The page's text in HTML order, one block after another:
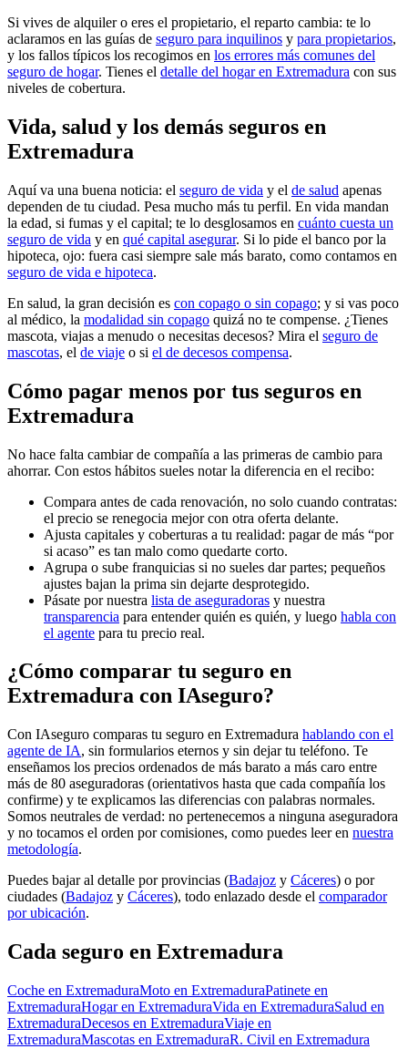
Si vives de alquiler o eres el propietario, el reparto cambia: te lo
aclaramos en las guías de seguro para inquilinos y para propietarios,
y los fallos típicos los recogimos en los errores más comunes del
seguro de hogar. Tienes el detalle del hogar en Extremadura con sus
niveles de cobertura.
Vida, salud y los demás seguros en
Extremadura
Aquí va una buena noticia: el seguro de vida y el de salud apenas
dependen de tu ciudad. Pesa mucho más tu perfil. En vida mandan
la edad, si fumas y el capital; te lo desglosamos en cuánto cuesta un
seguro de vida y en qué capital asegurar. Si lo pide el banco por la
hipoteca, ojo: fuera casi siempre sale más barato, como contamos en
seguro de vida e hipoteca.
En salud, la gran decisión es con copago o sin copago; y si vas poco
al médico, la modalidad sin copago quizá no te compense. ¿Tienes
mascota, viajas a menudo o necesitas decesos? Mira el seguro de
mascotas, el de viaje o si el de decesos compensa.
Cómo pagar menos por tus seguros en
Extremadura
No hace falta cambiar de compañía a las primeras de cambio para
ahorrar. Con estos hábitos sueles notar la diferencia en el recibo:
Compara antes de cada renovación, no solo cuando contratas:
el precio se renegocia mejor con otra oferta delante.
Ajusta capitales y coberturas a tu realidad: pagar de más “por
si acaso” es tan malo como quedarte corto.
Agrupa o sube franquicias si no sueles dar partes; pequeños
ajustes bajan la prima sin dejarte desprotegido.
Pásate por nuestra lista de aseguradoras y nuestra
transparencia para entender quién es quién, y luego habla con
el agente para tu precio real.
¿Cómo comparar tu seguro en
Extremadura con IAseguro?
Con IAseguro comparas tu seguro en Extremadura hablando con el
agente de IA, sin formularios eternos y sin dejar tu teléfono. Te
enseñamos los precios ordenados de más barato a más caro entre
más de 80 aseguradoras (orientativos hasta que cada compañía los
confirme) y te explicamos las diferencias con palabras normales.
Somos neutrales de verdad: no pertenecemos a ninguna aseguradora
y no tocamos el orden por comisiones, como puedes leer en nuestra
metodología.
Puedes bajar al detalle por provincias (Badajoz y Cáceres) o por
ciudades (Badajoz y Cáceres), todo enlazado desde el comparador
por ubicación.
Cada seguro en Extremadura
Coche en ExtremaduraMoto en ExtremaduraPatinete en
ExtremaduraHogar en ExtremaduraVida en ExtremaduraSalud en
ExtremaduraDecesos en ExtremaduraViaje en
ExtremaduraMascotas en ExtremaduraR. Civil en Extremadura